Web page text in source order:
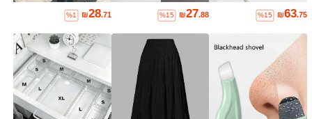
₪63.75
%15
₪27.88
%15
₪28.71
%1